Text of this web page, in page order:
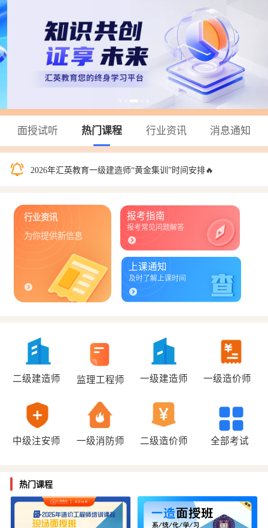
面授试听 热门课程 行业资讯 消息通知
本周六日《7月25-26日》一级造价师上课通知
本周六日《7月25-26日》安全工程师上课通知
2026年汇英教育一级建造师“黄金集训”时间安排🔥
为你提供新信息
报考指南
报考常见问题解答
及时了解上课时间
上课通知
行业资讯
监理工程师
二级建造师 一级建造师 一级造价师
中级注安师 一级消防师 二级造价师 全部考试
热门课程